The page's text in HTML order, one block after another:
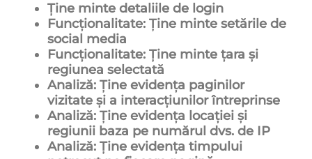
Ține minte detaliile de login
Funcționalitate: Ține minte setările de
social media
Funcționalitate: Ține minte țara și
regiunea selectată
Analiză: Ține evidența paginilor
vizitate și a interacțiunilor întreprinse
Analiză: Ține evidența locației și
regiunii baza pe numărul dvs. de IP
Analiză: Ține evidența timpului